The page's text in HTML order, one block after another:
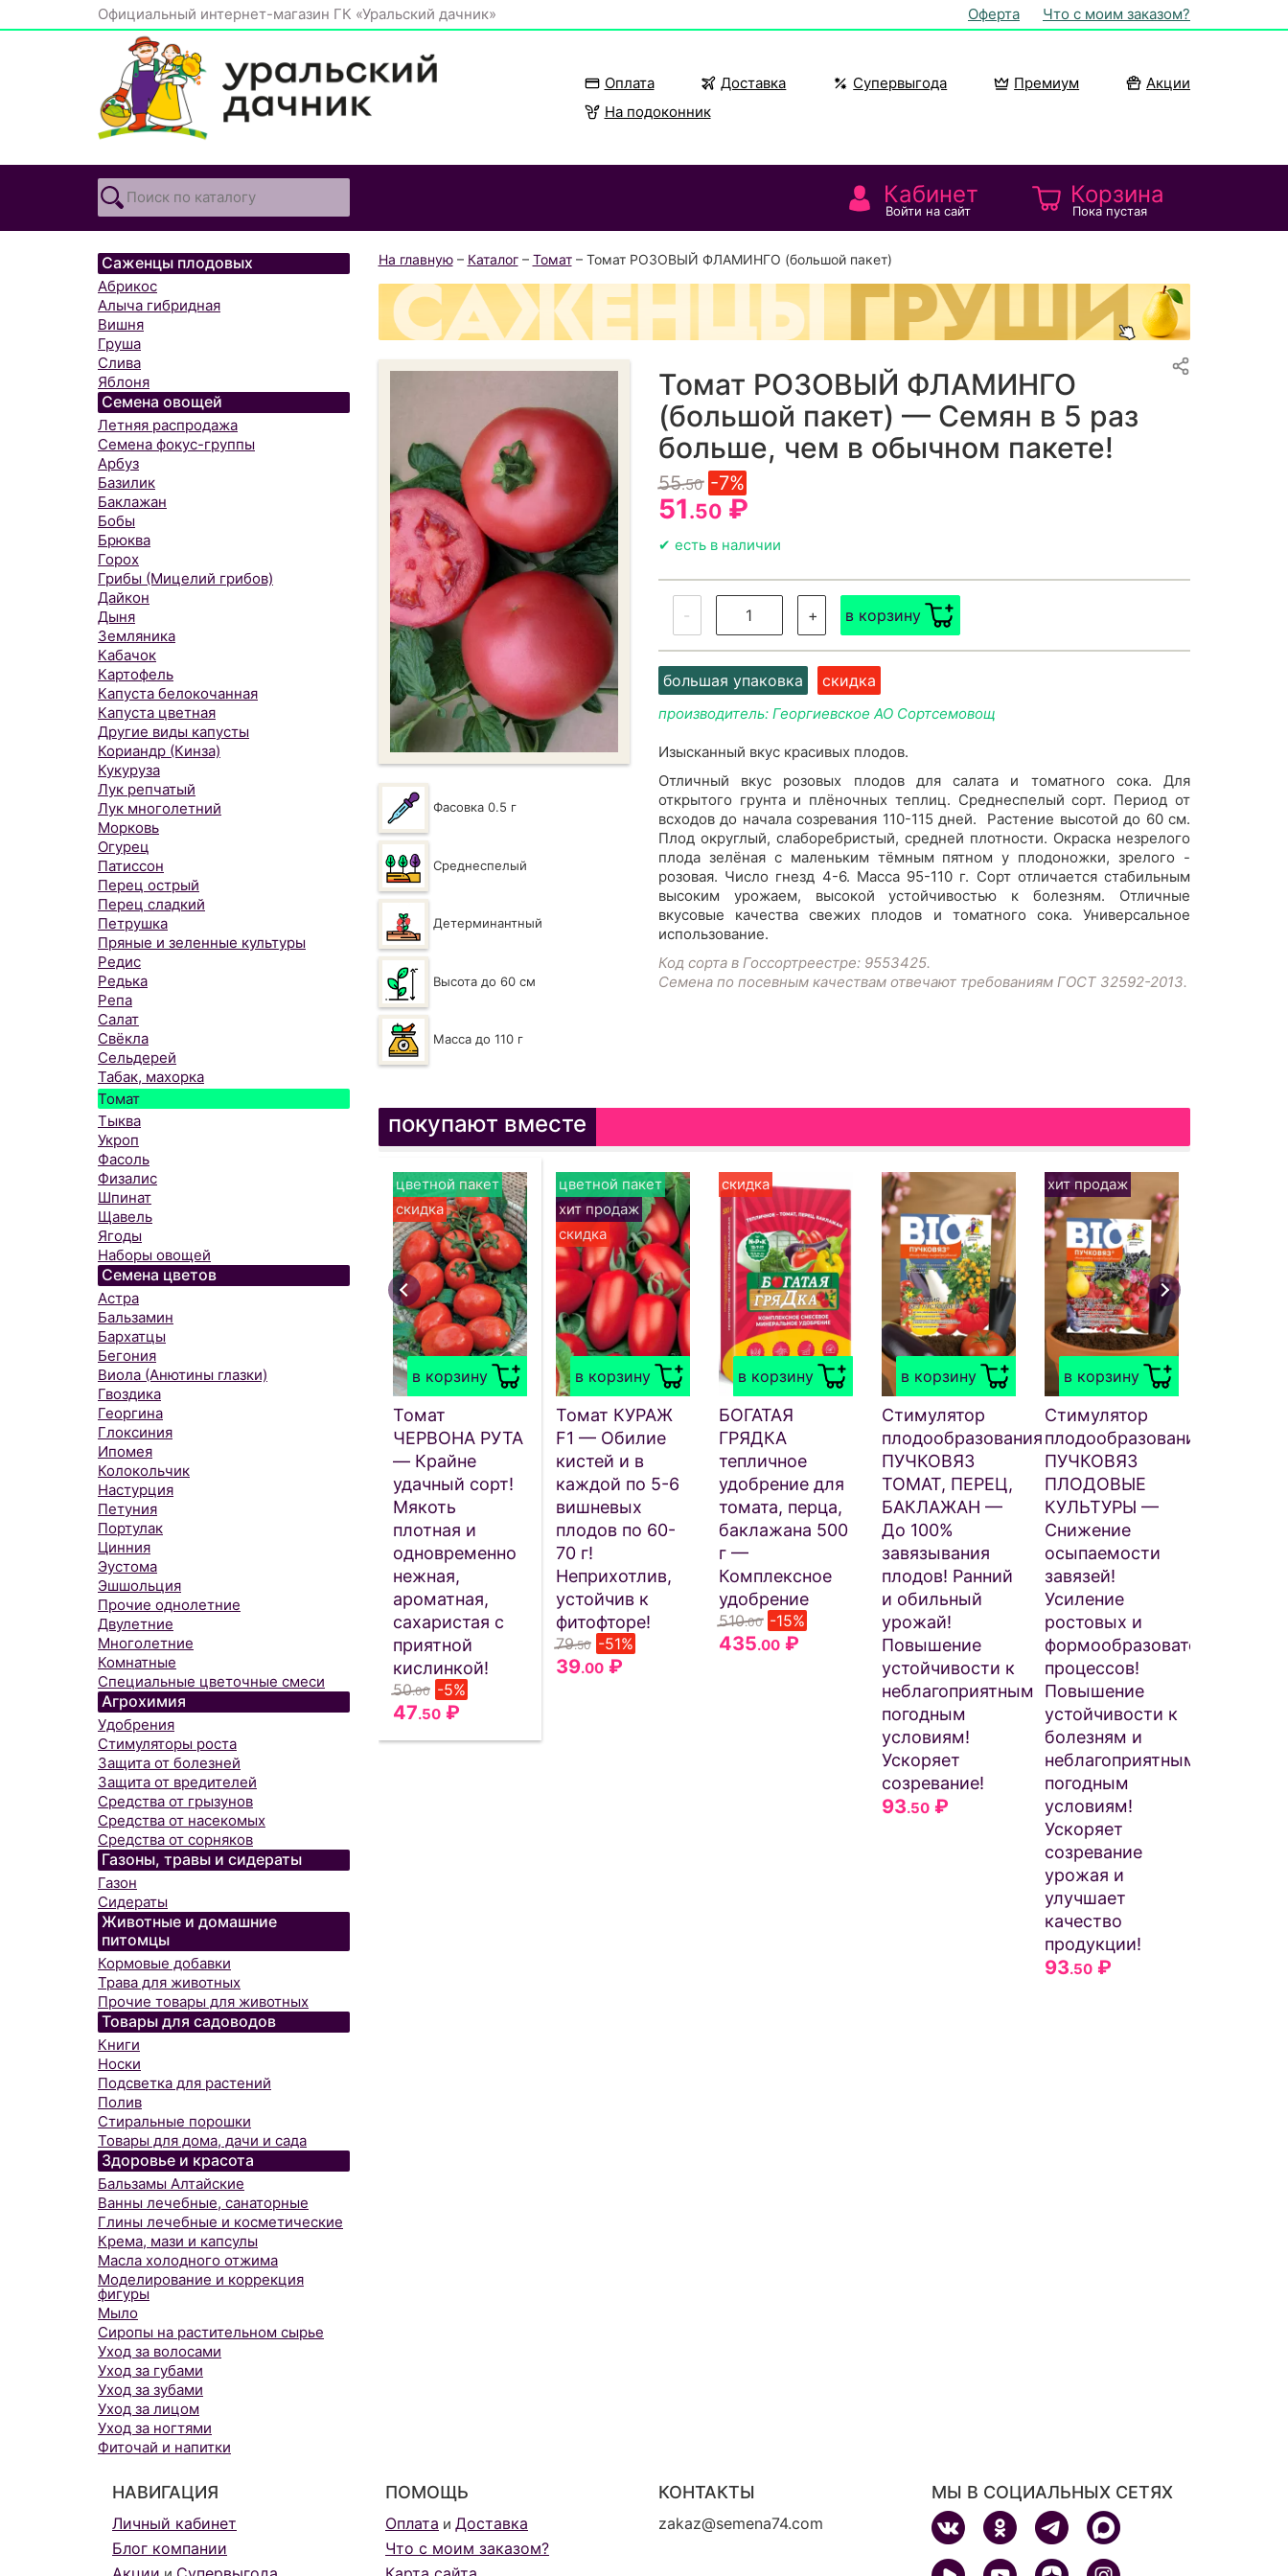
Официальный интернет-магазин ГК «Уральский дачник» Оферта Что с моим заказом?
Оплата Доставка Супервыгода Премиум
Акции
На подоконник
Кабинет
Войти на сайт
Корзина
Пока пустая
Саженцы плодовых
Абрикос
Алыча гибридная
Вишня
Груша
Слива
Яблоня
Семена овощей
Летняя распродажа
Семена фокус-группы
Арбуз
Базилик
Баклажан
Бобы
Брюква
Горох
Грибы (Мицелий грибов)
Дайкон
Дыня
Земляника
Кабачок
Картофель
Капуста белокочанная
Капуста цветная
Другие виды капусты
Кориандр (Кинза)
Кукуруза
Лук репчатый
Лук многолетний
Морковь
Огурец
Патиссон
Перец острый
Перец сладкий
Петрушка
Пряные и зеленные культуры
Редис
Редька
Репа
Салат
Свёкла
Сельдерей
Табак, махорка
Томат
Тыква
Укроп
Фасоль
Физалис
Шпинат
Щавель
Ягоды
Наборы овощей
Семена цветов
Астра
Бальзамин
Бархатцы
Бегония
Виола (Анютины глазки)
Гвоздика
Георгина
Глоксиния
Ипомея
Колокольчик
Настурция
Петуния
Портулак
Цинния
Эустома
Эшшольция
Прочие однолетние
Двулетние
Многолетние
Комнатные
Специальные цветочные смеси
Агрохимия
Удобрения
Стимуляторы роста
Защита от болезней
Защита от вредителей
Средства от грызунов
Средства от насекомых
Средства от сорняков
Газоны, травы и сидераты
Газон
Сидераты
Животные и домашние
питомцы
Кормовые добавки
Трава для животных
Прочие товары для животных
Товары для садоводов
Книги
Носки
Подсветка для растений
Полив
Стиральные порошки
Товары для дома, дачи и сада
Здоровье и красота
Бальзамы Алтайские
Ванны лечебные, санаторные
Глины лечебные и косметические
Крема, мази и капсулы
Масла холодного отжима
Моделирование и коррекция
фигуры
Мыло
Сиропы на растительном сырье
Уход за волосами
Уход за губами
Уход за зубами
Уход за лицом
Уход за ногтями
Фиточай и напитки
На главную– Каталог– Томат– Томат РОЗОВЫЙ ФЛАМИНГО (большой пакет)
Фасовка 0.5 г
Среднеспелый
Детерминантный
Высота до 60 см
Масса до 110 г
Томат РОЗОВЫЙ ФЛАМИНГО
(большой пакет) — Семян в 5 раз
больше, чем в обычном пакете!
55.50 -7%
51.50₽
✔ есть в наличии
- + в корзину
большая упаковка скидка
производитель: Георгиевское АО Сортсемовощ
Изысканный вкус красивых плодов.
Отличный вкус розовых плодов для салата и томатного сока. Для
открытого грунта и плёночных теплиц. Среднеспелый сорт. Период от
всходов до начала созревания 110-115 дней. Растение высотой до 60 см.
Плод округлый, слаборебристый, средней плотности. Окраска незрелого
плода зелёная с маленьким тёмным пятном у плодоножки, зрелого -
розовая. Число гнезд 4-6. Масса 95-110 г. Сорт отличается стабильным
высоким урожаем, высокой устойчивостью к болезням. Отличные
вкусовые качества свежих плодов и томатного сока. Универсальное
использование.
Код сорта в Госсортреестре: 9553425.
Семена по посевным качествам отвечают требованиям ГОСТ 32592-2013.
покупают вместе
в корзину
цветной пакет
скидка
Томат
ЧЕРВОНА РУТА
— Крайне
удачный сорт!
Мякоть
плотная и
одновременно
нежная,
ароматная,
сахаристая с
приятной
кислинкой!
50.00 -5%
47.50₽
в корзину
цветной пакет
хит продаж
скидка
Томат КУРАЖ
F1 — Обилие
кистей и в
каждой по 5-6
вишневых
плодов по 60-
70 г!
Неприхотлив,
устойчив к
фитофторе!
79.50 -51%
39.00₽
в корзину
скидка
БОГАТАЯ
ГРЯДКА
тепличное
удобрение для
томата, перца,
баклажана 500
г —
Комплексное
удобрение
510.00 -15%
435.00₽
в корзину
Стимулятор
плодообразования
ПУЧКОВЯЗ
ТОМАТ, ПЕРЕЦ,
БАКЛАЖАН —
До 100%
завязывания
плодов! Ранний
и обильный
урожай!
Повышение
устойчивости к
неблагоприятным
погодным
условиям!
Ускоряет
созревание!
93.50₽
в корзину
хит продаж
Стимулятор
плодообразования
ПУЧКОВЯЗ
ПЛОДОВЫЕ
КУЛЬТУРЫ —
Снижение
осыпаемости
завязей!
Усиление
ростовых и
формообразовательных
процессов!
Повышение
устойчивости к
болезням и
неблагоприятным
погодным
условиям!
Ускоряет
созревание
урожая и
улучшает
качество
продукции!
93.50₽
НАВИГАЦИЯ
Личный кабинет
Блог компании
ПОМОЩЬ
Оплата и Доставка
Что с моим заказом?
КОНТАКТЫ
zakaz@semena74.com
МЫ В СОЦИАЛЬНЫХ СЕТЯХ